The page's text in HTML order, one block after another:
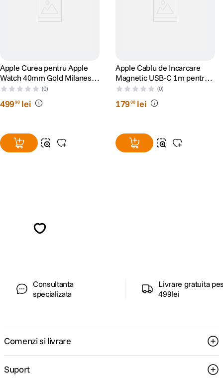
Apple Curea pentru Apple
Watch 40mm Gold Milanese
Loop
(0)
49990 lei
Apple Cablu de Incarcare
Magnetic USB-C 1m pentru
Apple Watch(0)
17900 lei
Consultanta
specializata
Livrare gratuita
499lei
Comenzi si livrare
Suport